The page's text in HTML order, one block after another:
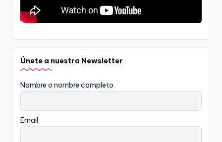
Únete a nuestra Newsletter
Nombre o nombre completo
Email